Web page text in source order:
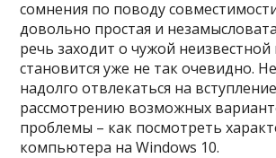
сомнения по поводу
довольно простая и
речь заходит о чужой
становится уже не так очевидно.
надолго отвлекаться на
рассмотрению возможных
проблемы – как посмотреть
компьютера на Windows 10.